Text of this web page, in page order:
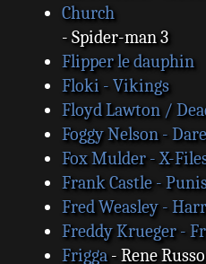
Church
- Spider-man 3
Flipper le dauphin
Floki - Vikings
Floyd Lawton /
Foggy Nelson -
Fox Mulder - X-
Frank Castle -
Fred Weasley -
Freddy Krueger -
Frigga- Rene